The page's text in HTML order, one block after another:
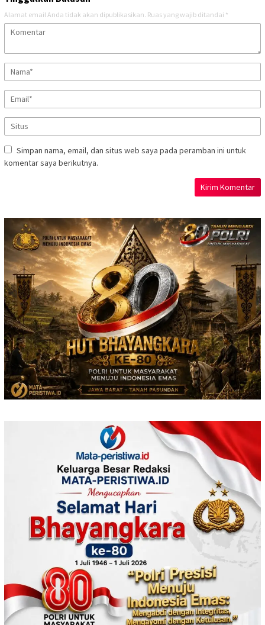
Alamat email Anda tidak akan dipublikasikan. Ruas yang wajib ditandai *
Simpan nama, email, dan situs web saya pada peramban ini untuk
komentar saya berikutnya.